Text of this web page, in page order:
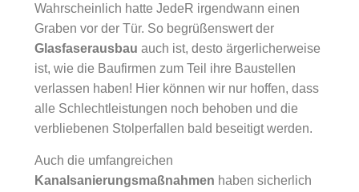
Wahrscheinlich hatte JedeR irgendwann einen
Graben vor der Tür. So begrüßenswert der
Glasfaserausbau auch ist, desto ärgerlicherweise
ist, wie die Baufirmen zum Teil ihre Baustellen
verlassen haben! Hier können wir nur hoffen, dass
alle Schlechtleistungen noch behoben und die
verbliebenen Stolperfallen bald beseitigt werden.
Auch die umfangreichen
Kanalsanierungsmaßnahmen haben sicherlich